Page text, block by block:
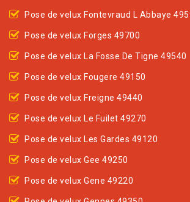
Pose de velux Fontevraud L Abbaye
Pose de velux Forges 49700
Pose de velux La Fosse De Tigne 49540
Pose de velux Fougere 49150
Pose de velux Freigne 49440
Pose de velux Le Fuilet 49270
Pose de velux Les Gardes 49120
Pose de velux Gee 49250
Pose de velux Gene 49220